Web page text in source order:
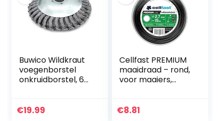
Buwico Wildkraut
voegenborstel
onkruidborstel, 6
Brush Joint Twist
€19.99
Cellfast PREMIUM
maaidraad – rond,
voor maaiers,
breeksterkte
€8.81